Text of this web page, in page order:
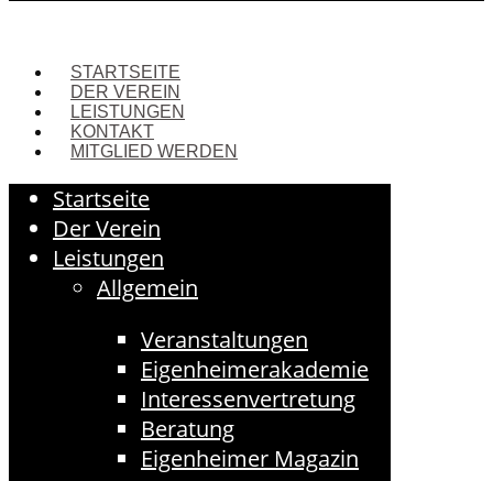
STARTSEITE
DER VEREIN
LEISTUNGEN
KONTAKT
MITGLIED WERDEN
Startseite
Der Verein
Leistungen
Allgemein
Veranstaltungen
Eigenheimerakademie
Interessenvertretung
Beratung
Eigenheimer Magazin